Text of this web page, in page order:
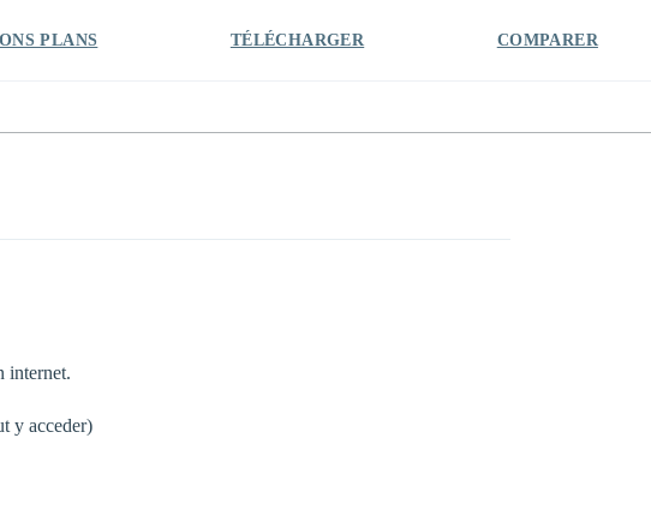
PLANS TÉLÉCHARGER COMPARER
internet.
y acceder)